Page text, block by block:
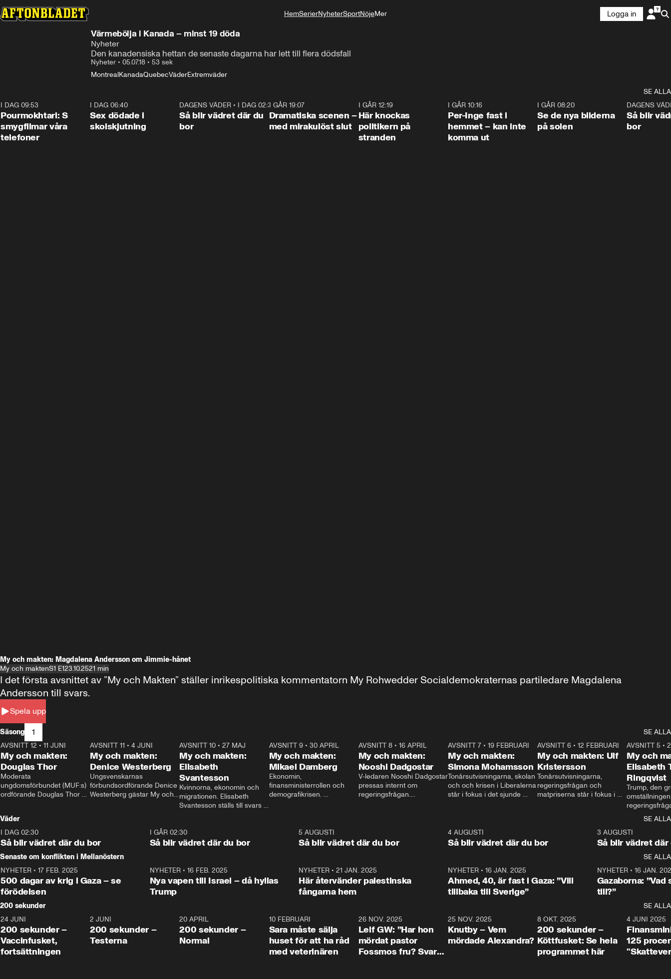
HemSerierNyheterSportNöjeMer
Logga in
Värmebölja i Kanada – minst 19 döda
Nyheter
Den kanadensiska hettan de senaste dagarna har lett till flera dödsfall
Nyheter • 05.07.18 • 53 sek
MontrealKanadaQuebecVäderExtremväder
SE ALLA
I DAG 09:53
Pourmokhtari: S
smygfilmar våra
telefoner
I DAG 06:40
Sex dödade i
skolskjutning
1:06
DAGENS VÄDER • I DAG 02:30
Så blir vädret där du
bor
I GÅR 19:07
Dramatiska scenen –
med mirakulöst slut
I GÅR 12:19
Här knockas
politikern på
stranden
I GÅR 10:16
Per-Inge fast i
hemmet – kan inte
komma ut
I GÅR 08:20
Se de nya bilderna
på solen
DAGENS
Så blir
bor
My och makten: Magdalena Andersson om Jimmie-hånet
My och maktenS1 E123.10.2521 min
Spela upp
I det första avsnittet av ”My och Makten” ställer inrikespolitiska kommentatorn My Rohwedder Socialdemokraternas partiledare Magdalena
Andersson till svars.
Säsong 1
SE ALLA
26:27
AVSNITT 12 • 11 JUNI
My och makten:
Douglas Thor
Moderata
ungdomsförbundet (MUF:s)
ordförande Douglas Thor
tonårsutvisningarna och hur
Moderaterna ska locka
väljare till valet i höst.
23:40
AVSNITT 11 •4 JUNI
My och makten:
Denice Westerberg
Ungsvenskarnas
förbundsordförande Denice
Westerberg gästar My och
AVSNITT 10 •27 MAJ
My och makten:
Elisabeth
Svantesson
Kvinnorna, ekonomin och
migrationen. Elisabeth
Svantesson ställs till svars
AVSNITT 9• 30 APRIL
My och makten:
Mikael Damberg
Ekonomin,
finansministerrollen och
demografikrisen.
och Makten.
AVSNITT 8• 16 APRIL
My och makten:
Nooshi Dadgostar
V-ledaren Nooshi Dadgostar
pressas internt om
regeringsfrågan.
– Vi ställer upp i val. Ska vi
vara med så sitter vi förstås
24:30
AVSNITT 7• 19 FEBRUARI
My och makten:
Simona Mohamsson
Tonårsutvisningarna, skolan
och och krisen i Liberalerna
står i fokus i det sjunde
kommentator My
Rohwedder ställer
utbildnings- och
Mohamsson till svars.
27:30
AVSNITT 6 •12 FEBRUARI
My och makten: Ulf
Kristersson
Tonårsutvisningarna,
regeringsfrågan och
matpriserna står i fokus i
Rohwedder ställer
statsminister Ulf Kristersson
AVSNITT 5 •
My och
Elisabeth
Ringqvist
Trump, den
centrum i
avsnittet av
Makten”. Se
Aftonbladets
Rohwedder
Thand Ring
Väder
SE ALLA
I DAG 02:30
Så blir vädret där du bor
1:06
I GÅR 02:30
Så blir vädret där du bor
5 AUGUSTI
Så blir vädret där du bor
4 AUGUSTI
Så blir vädret där du bor
3 AUGUSTI
Så blir vädret där
Senaste om konflikten i Mellanöstern
SE ALLA
NYHETER • 17 FEB. 2025
500 dagar av krig i Gaza – se
förödelsen
NYHETER• 16 FEB. 2025
Nya vapen till Israel – då hyllas
Trump
NYHETER •21 JAN. 2025
Här återvänder palestinska
fångarna hem
NYHETER• 16 JAN. 2025
Ahmed, 40, är fast i Gaza: ”Vill
tillbaka till Sverige”
NYHETER• 16 JAN.
Gazaborna:
till?”
200 sekunder
SE ALLA
5:00
24 JUNI
200 sekunder –
Vaccinfusket,
fortsättningen
4:23
2 JUNI
200 sekunder –
Testerna
20 APRIL
200 sekunder –
Normal
10 FEBRUARI
Sara måste sälja
huset för att ha råd
med veterinären
26 NOV. 2025
Leif GW: ”Har hon
mördat pastor
Fossmos fru? Svar
31:05
25 NOV. 2025
Knutby – Vem
mördade Alexandra?
4:29
8 OKT. 2025
200 sekunder –
Köttfusket: Se hela
programmet här
4 JUNI 2025
125